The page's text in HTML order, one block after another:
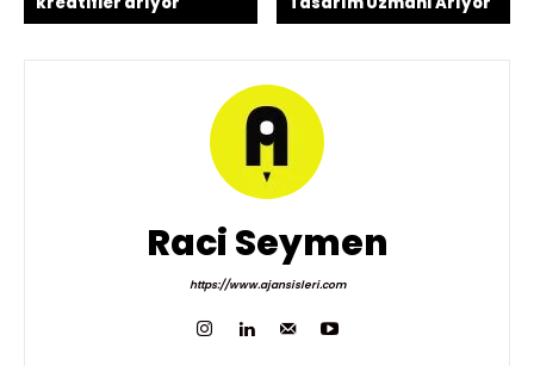
Raci Seymen
https://www.ajansisleri.com